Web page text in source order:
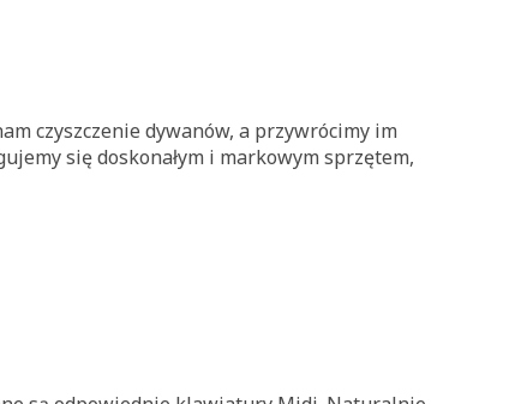
czyszczenie dywanów, a przywrócimy im
się doskonałym i markowym sprzętem,